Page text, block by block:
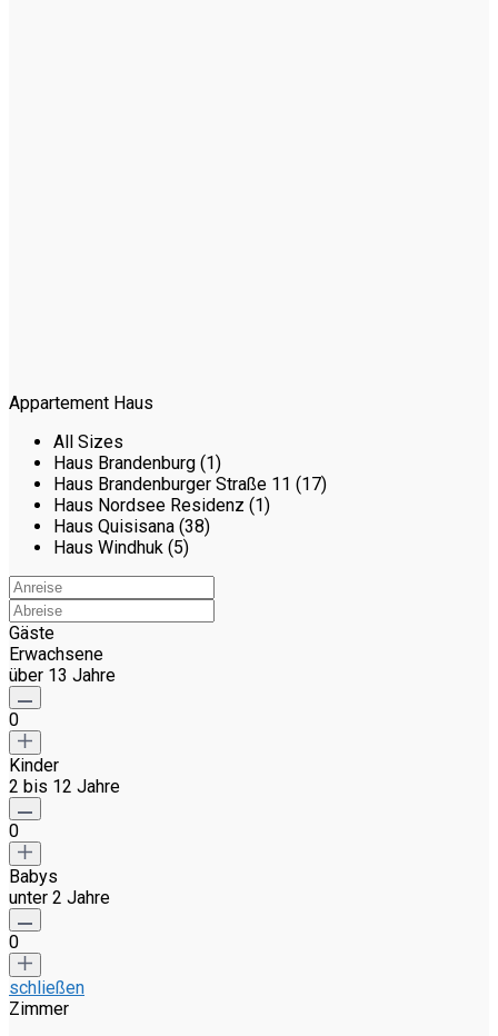
Appartement Haus
All Sizes
Haus Brandenburg (1)
Haus Brandenburger Straße 11 (17)
Haus Nordsee Residenz (1)
Haus Quisisana (38)
Haus Windhuk (5)
Gäste
Erwachsene
über 13 Jahre
0
Kinder
2 bis 12 Jahre
0
Babys
unter 2 Jahre
0
schließen
Zimmer